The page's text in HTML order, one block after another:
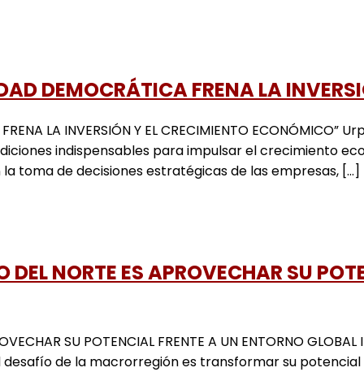
DEMOCRÁTICA FRENA LA
FRENA LA INVERSIÓN Y EL CRECIMIENTO
indispensables para impulsar el crecimiento
toma de decisiones estratégicas de las empresas, [...]
DEL NORTE ES APROVECHAR SU
SU POTENCIAL FRENTE A UN ENTORNO
desafío de la macrorregión es transformar su